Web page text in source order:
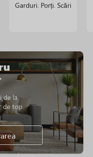
Garduri. Porți. Scări
de la
de top